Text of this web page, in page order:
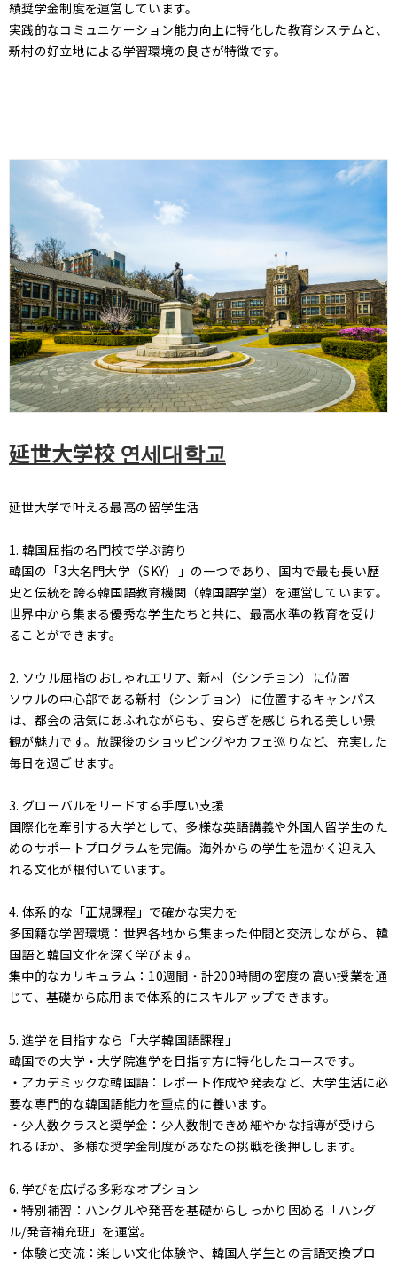
績奨学金制度を運営しています。
実践的なコミュニケーション能力向上に特化した教育システムと、
新村の好立地による学習環境の良さが特徴です。
延世大学校 연세대학교
延世大学で叶える最高の留学生活
1. 韓国屈指の名門校で学ぶ誇り
韓国の「3大名門大学（SKY）」の一つであり、国内で最も長い歴
史と伝統を誇る韓国語教育機関（韓国語学堂）を運営しています。
世界中から集まる優秀な学生たちと共に、最高水準の教育を受け
ることができます。
2. ソウル屈指のおしゃれエリア、新村（シンチョン）に位置
ソウルの中心部である新村（シンチョン）に位置するキャンパス
は、都会の活気にあふれながらも、安らぎを感じられる美しい景
観が魅力です。放課後のショッピングやカフェ巡りなど、充実した
毎日を過ごせます。
3. グローバルをリードする手厚い支援
国際化を牽引する大学として、多様な英語講義や外国人留学生のた
めのサポートプログラムを完備。海外からの学生を温かく迎え入
れる文化が根付いています。
4. 体系的な「正規課程」で確かな実力を
多国籍な学習環境：世界各地から集まった仲間と交流しながら、韓
国語と韓国文化を深く学びます。
集中的なカリキュラム：10週間・計200時間の密度の高い授業を通
じて、基礎から応用まで体系的にスキルアップできます。
5. 進学を目指すなら「大学韓国語課程」
韓国での大学・大学院進学を目指す方に特化したコースです。
・アカデミックな韓国語：レポート作成や発表など、大学生活に必
要な専門的な韓国語能力を重点的に養います。
・少人数クラスと奨学金：少人数制できめ細やかな指導が受けら
れるほか、多様な奨学金制度があなたの挑戦を後押しします。
6. 学びを広げる多彩なオプション
・特別補習：ハングルや発音を基礎からしっかり固める「ハング
ル/発音補充班」を運営。
・体験と交流：楽しい文化体験や、韓国人学生との言語交換プロ